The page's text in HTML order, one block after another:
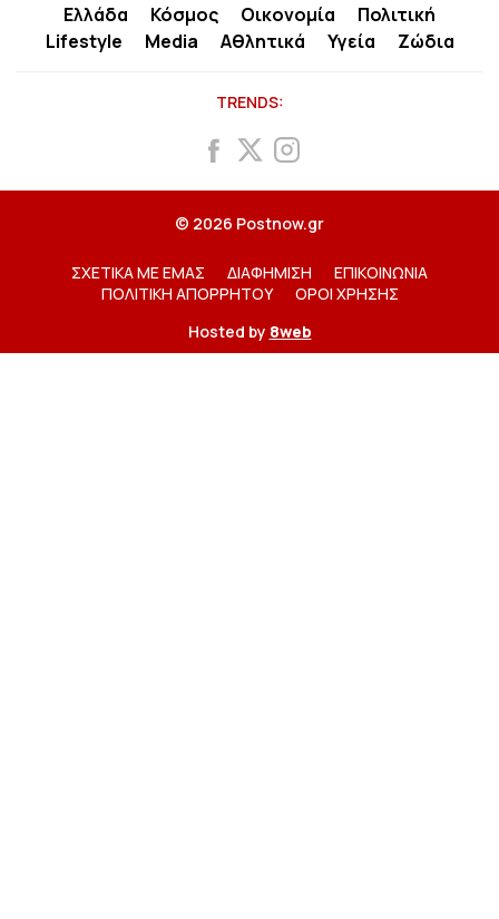
Ελλάδα Κόσμος Οικονομία
Πολιτική
Lifestyle
Media Αθλητικά Υγεία Ζώδια
TRENDS:
© 2026 Postnow.gr
ΣΧΕΤΙΚΑ ΜΕ ΕΜΑΣ ΔΙΑΦΗΜΙΣΗ
ΕΠΙΚΟΙΝΩΝΙΑ
ΠΟΛΙΤΙΚΗ ΑΠΟΡΡΗΤΟΥ
ΟΡΟΙ ΧΡΗΣΗΣ
Hosted by 8web